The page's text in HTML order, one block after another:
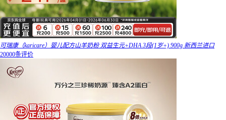
可瑞康（karicare）婴儿配方山羊奶粉 双益生元+DHA 3段(1岁+) 900g 新西兰进口
20000条评价